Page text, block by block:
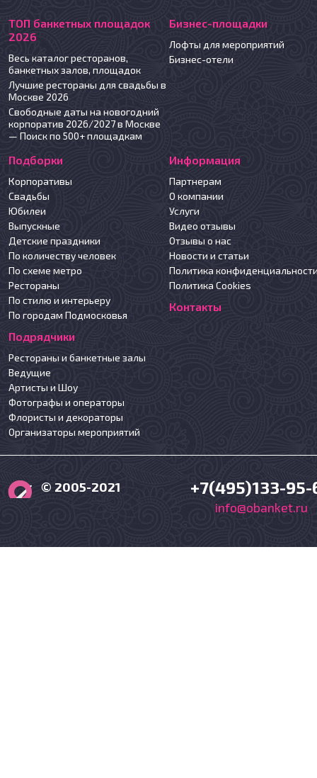
ТОП банкетных площадок
2026
Весь каталог ресторанов,
банкетных залов, площадок
Лучшие рестораны для свадьбы в
Москве 2026
Свободные даты на новогодний
корпоратив 2026/2027 в Москве
— Поиск по 500+ площадкам
Бизнес-площадки
Лофты для мероприятий
Бизнес-отели
Подборки
Корпоративы
Свадьбы
Юбилеи
Выпускные
Детские праздники
По количеству человек
По схеме метро
Рестораны
По стилю и интерьеру
По городам Подмосковья
Подрядчики
Рестораны и банкетные залы
Ведущие
Артисты и Шоу
Фотографы и операторы
Флористы и декораторы
Организаторы мероприятий
Информация
Партнерам
О компании
Услуги
Видео отзывы
Отзывы о нас
Новости и статьи
Политика
Политика Cookies
Контакты
© 2005-2021 +7(495)133-95-
info@obanket.ru